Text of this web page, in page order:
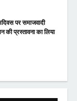
पर समाजवादी
की प्रस्तावना का लिया